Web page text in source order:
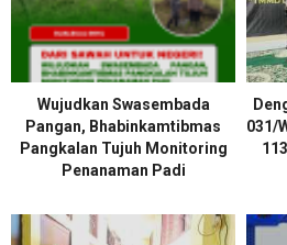
Wujudkan Swasembada
Pangan, Bhabinkamtibmas
Pangkalan Tujuh Monitoring
Penanaman Padi
031/